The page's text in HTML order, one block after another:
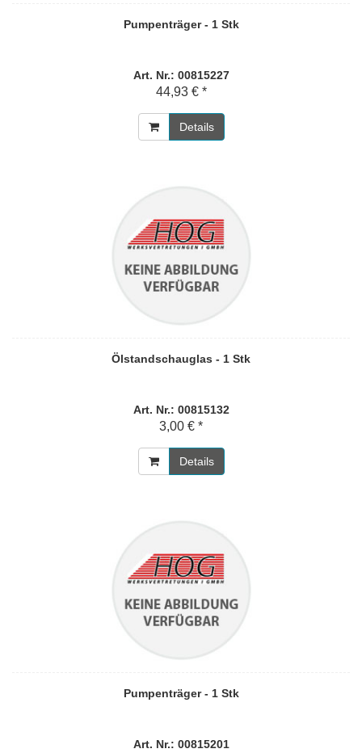
Pumpenträger - 1 Stk
Art. Nr.: 00815227
44,93 € *
Details
Ölstandschauglas - 1 Stk
Art. Nr.: 00815132
3,00 € *
Details
Pumpenträger - 1 Stk
Art. Nr.: 00815201